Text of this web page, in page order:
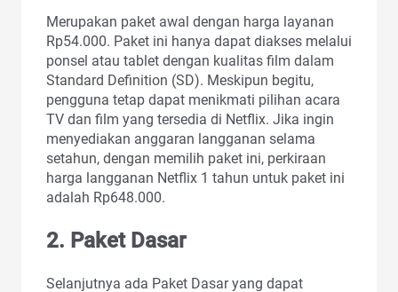
Merupakan paket awal dengan harga layanan
Rp54.000. Paket ini hanya dapat diakses melalui
ponsel atau tablet dengan kualitas film dalam
Standard Definition (SD). Meskipun begitu,
pengguna tetap dapat menikmati pilihan acara
TV dan film yang tersedia di Netflix. Jika ingin
menyediakan anggaran langganan selama
setahun, dengan memilih paket ini, perkiraan
harga langganan Netflix 1 tahun untuk paket ini
adalah Rp648.000.
2. Paket Dasar
Selanjutnya ada Paket Dasar yang dapat